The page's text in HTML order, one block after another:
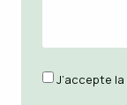
J’accepte la